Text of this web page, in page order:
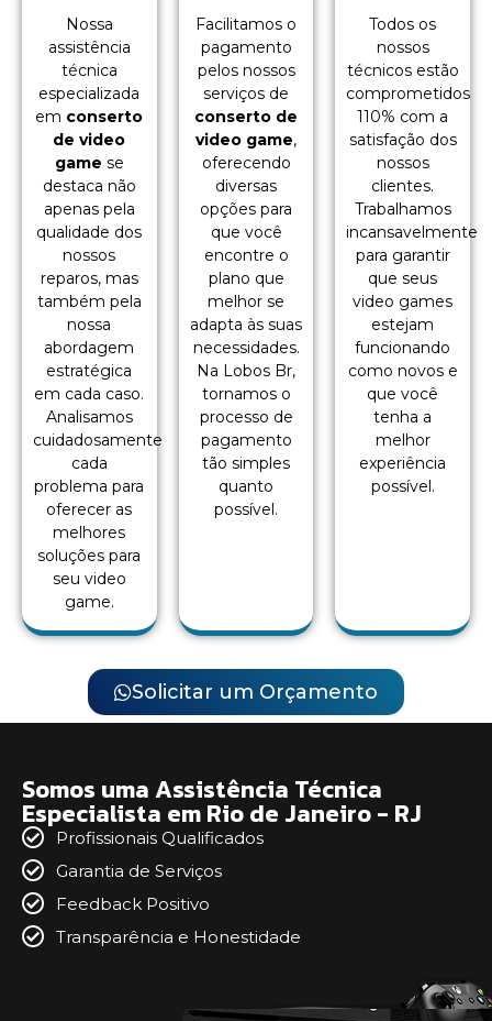
Nossa
assistência
técnica
especializada
em conserto
de video
game se
destaca não
apenas pela
qualidade dos
nossos
reparos, mas
também pela
nossa
abordagem
estratégica
em cada caso.
Analisamos
cuidadosamente
cada
problema para
oferecer as
melhores
soluções para
seu video
game.
Facilitamos o
pagamento
pelos nossos
serviços de
conserto de
video game,
oferecendo
diversas
opções para
que você
encontre o
plano que
melhor se
adapta às suas
necessidades.
Na Lobos Br,
tornamos o
processo de
pagamento
tão simples
quanto
possível.
Todos os
nossos
técnicos estão
comprometidos
110% com a
satisfação dos
nossos
clientes.
Trabalhamos
incansavelmente
para garantir
que seus
video games
estejam
funcionando
como novos e
que você
tenha a
melhor
experiência
possível.
Solicitar um Orçamento
Somos uma Assistência Técnica
Especialista em Rio de Janeiro - RJ
Profissionais Qualificados
Garantia de Serviços
Feedback Positivo
Transparência e Honestidade